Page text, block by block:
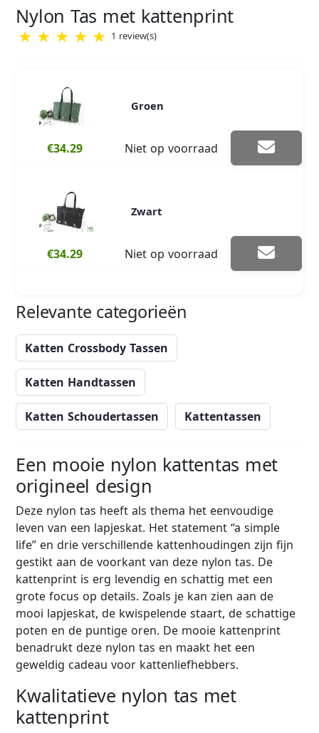
Nylon Tas met kattenprint
★ ★ ★ ★ ★ 1 review(s)
Groen
€34.29 Niet op voorraad
Zwart
€34.29 Niet op voorraad
Relevante categorieën
Katten Crossbody Tassen
Katten Handtassen
Katten Schoudertassen Kattentassen
Een mooie nylon kattentas met
origineel design
Deze nylon tas heeft als thema het eenvoudige
leven van een lapjeskat. Het statement “a simple
life” en drie verschillende kattenhoudingen zijn fijn
gestikt aan de voorkant van deze nylon tas. De
kattenprint is erg levendig en schattig met een
grote focus op details. Zoals je kan zien aan de
mooi lapjeskat, de kwispelende staart, de schattige
poten en de puntige oren. De mooie kattenprint
benadrukt deze nylon tas en maakt het een
geweldig cadeau voor kattenliefhebbers.
Kwalitatieve nylon tas met
kattenprint